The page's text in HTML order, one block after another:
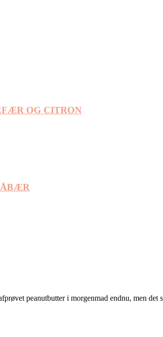
OG CITRON
peanutbutter i morgenmad endnu, men det